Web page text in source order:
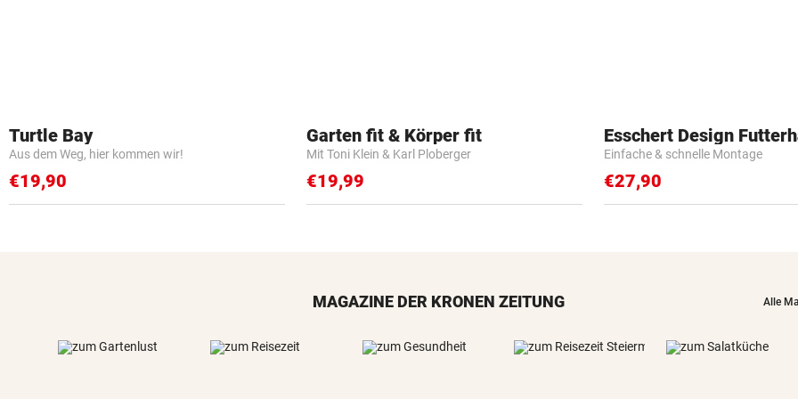
Turtle Bay
Aus dem Weg, hier kommen wir!
€19,90
Garten fit & Körper fit
Mit Toni Klein & Karl Ploberger
€19,99
Esschert Design
Einfache & schnelle Montage
€27,90
MAGAZINE DER KRONEN ZEITUNG Alle